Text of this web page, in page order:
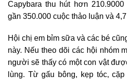
Capybara thu hút hơn
gần 350.000 cuộc thảo luận và
Hội chị em bỉm sữa và các bé
này. Nếu theo dõi các hội nhóm
người sẽ thấy có một con vật
lùng. Từ gấu bông, kẹp tóc,